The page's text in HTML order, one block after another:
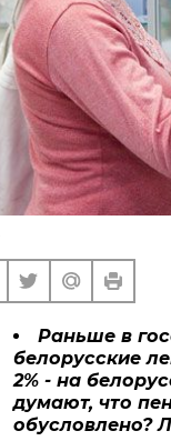
Раньше в
белорусские
2% - на
думают, что
обусловлено?